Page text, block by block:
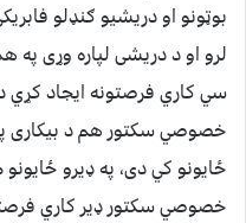
بوټونو او دریشیو ګنډلو
لرو او د دریشی لپاره وړی
سي کاري فرصتونه ایجاد
خصوصي سکتور هم د بیکاری
ځایونو کي دی، په ډیرو
خصوصي سکتور ډیر کاري